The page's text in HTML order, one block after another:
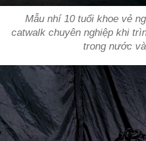
Mẫu nhí 10 tuổi khoe vẻ
catwalk chuyên nghiệp khi
trong nước